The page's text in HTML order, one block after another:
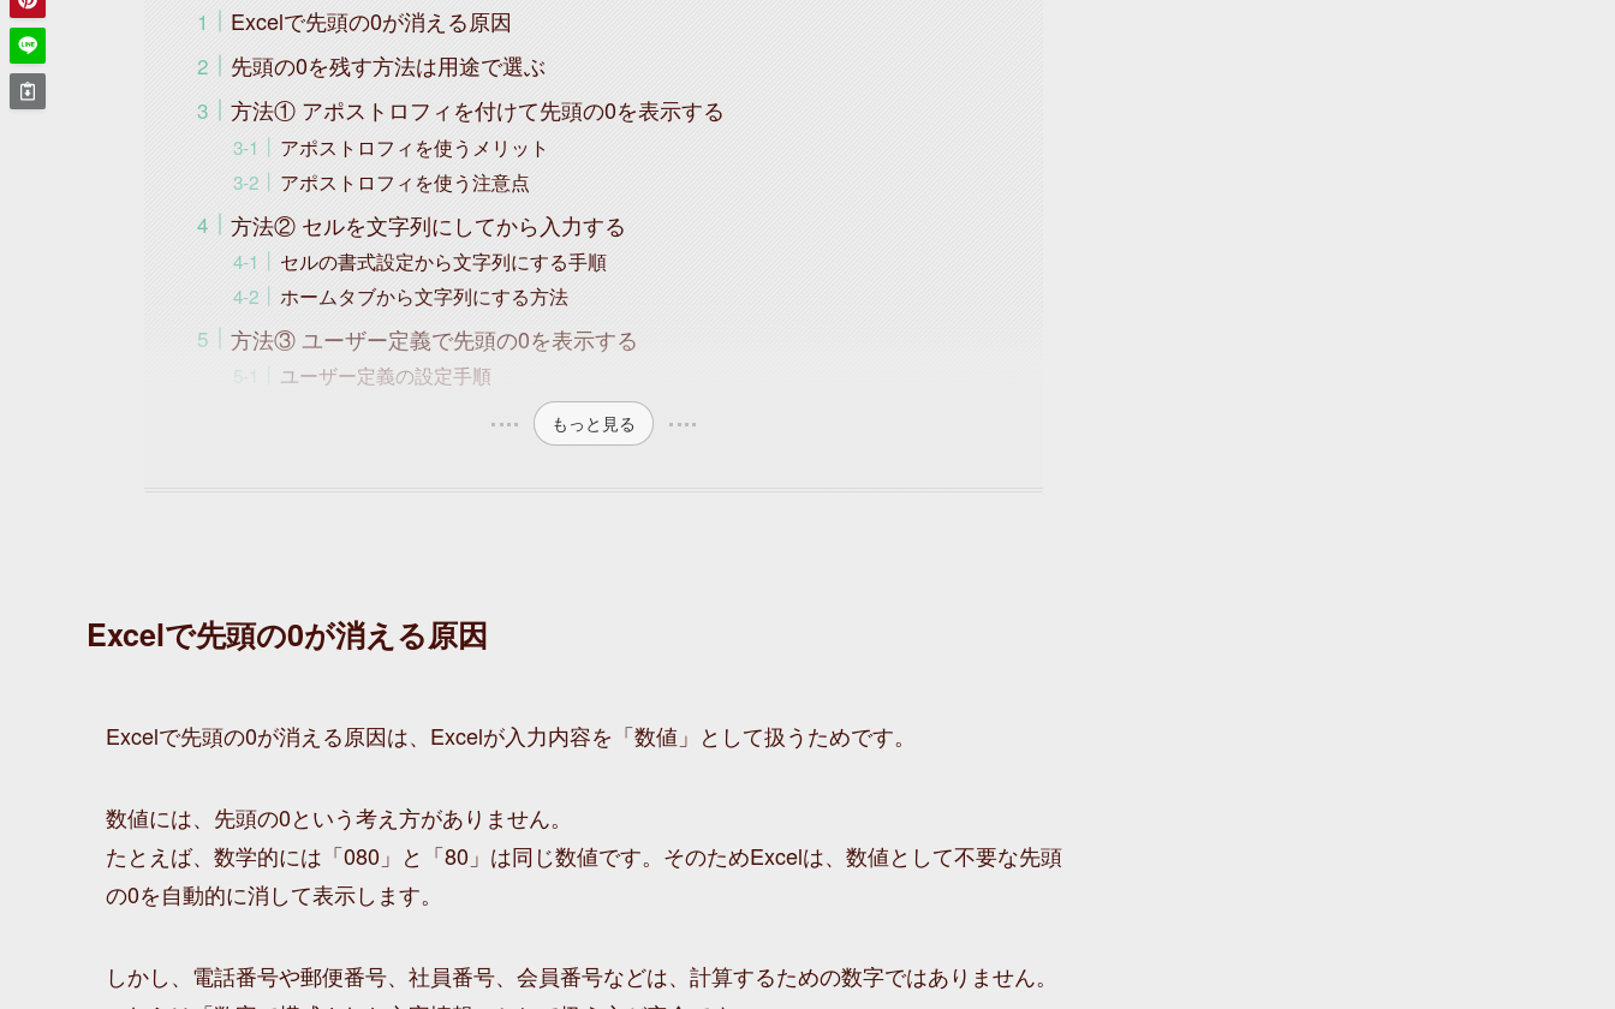
Excelで先頭の0が消える原因
先頭の0を残す方法は用途で選ぶ
方法① アポストロフィを付けて先頭の0を表示する
アポストロフィを使うメリット
アポストロフィを使う注意点
方法② セルを文字列にしてから入力する
セルの書式設定から文字列にする手順
ホームタブから文字列にする方法
方法③ ユーザー定義で先頭の0を表示する
ユーザー定義の設定手順
もっと見る
Excelで先頭の0が消える原因
Excelで先頭の0が消える原因は、Excelが入力内容を「数値」として扱うためです。
数値には、先頭の0という考え方がありません。
たとえば、数学的には「080」と「80」は同じ数値です。そのためExcelは、数値として不要な先頭
の0を自動的に消して表示します。
しかし、電話番号や郵便番号、社員番号、会員番号などは、計算するための数字ではありません。